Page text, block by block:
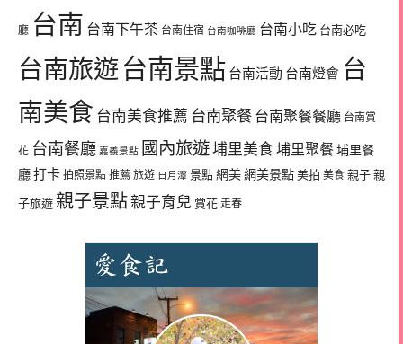
廳 台南 台南下午茶 台南住宿 台南咖啡廳 台南小吃 台南必吃
台南旅遊台南景點 台南活動 台南燈會 台
南美食 台南美食推薦 台南聚餐 台南聚餐餐廳 台南賞
花 台南餐廳 嘉義景點 國內旅遊埔里美食 埔里聚餐埔里餐
廳打卡 拍照景點 推薦 旅遊 日月潭 景點 網美網美景點 美拍 美食 親子 親
子旅遊 親子景點親子育兒 賞花 走春